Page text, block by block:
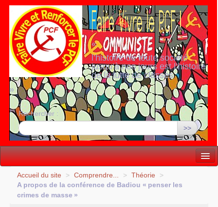
«
l’histoire de toute société
jusqu’à nos jours est l’histoire
de la lutte de classes
»
Rechercher :
>>
Vie politique
Lutter, Unir...
Accueil du site > Comprendre... > Théorie
>
A propos de la conférence de Badiou « penser les
crimes de masse »